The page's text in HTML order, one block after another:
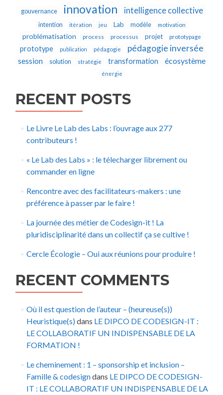
gouvernance innovation intelligence collective
intention itération jeu Lab modèle motivation
problématisation process processus projet prototypage
prototype publication pédagogie pédagogie inversée
session solution stratégie transformation écosystème
énergie
RECENT POSTS
Le Livre Le Lab des Labs : l’ouvrage aux 277
contributeurs !
« Le Lab des Labs » : le télecharger librement ou
commander en ligne
Rencontre avec des facilitateurs-makers : une
préférence à passer par le faire !
La journée des métier de Codesign-it ! La
pluridisciplinarité dans un collectif ça se cultive !
Cercle Écologie – Oui aux réunions pour produire !
RECENT COMMENTS
Où il est question de l’auteur – (heureuse(s))
Heuristique(s)dans LE DIPCO DE CODESIGN-IT :
LE COLLABORATIF UN INDISPENSABLE DE LA
FORMATION !
Le cheminement : 1 – sponsorship et inclusion –
Famille & codesigndans LE DIPCO DE CODESIGN-
IT : LE COLLABORATIF UN INDISPENSABLE DE LA